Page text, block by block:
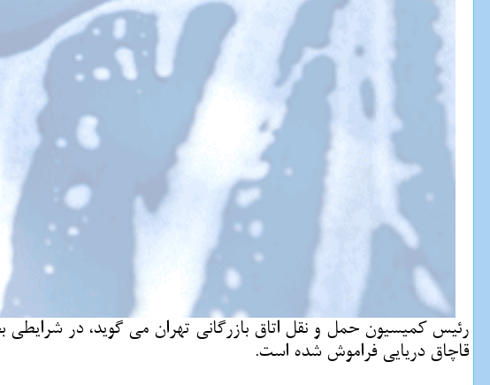
رئیس كمیسیون حمل و نقل اتاق بازرگانی تهران می گوید، در
قاچاق دریایی فراموش شده است.